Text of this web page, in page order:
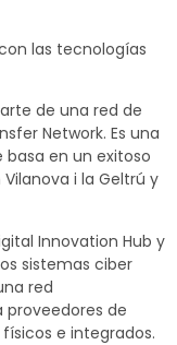
las tecnologías
de una red de
Network. Es una
basa en un exitoso
i la Geltrú y
Innovation Hub y
sistemas ciber
red
proveedores de
e integrados.